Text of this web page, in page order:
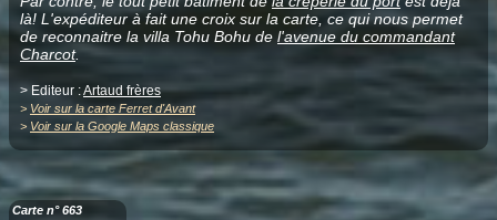
là! L'expéditeur à fait une croix sur la carte, ce qui nous permet
de reconnaitre la villa Tohu Bohu de l'avenue du commandant
Charcot.
> Editeur :Artaud frères
> Voir sur la carte Ferret d'Avant
> Voir sur la Google Maps classique
Carte n° 663